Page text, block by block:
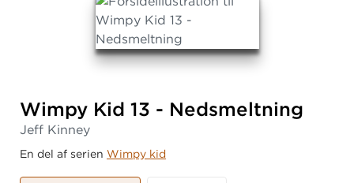
Wimpy Kid 13 - Nedsmeltning
Jeff Kinney
En del af serien Wimpy kid